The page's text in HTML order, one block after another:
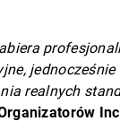
realnych